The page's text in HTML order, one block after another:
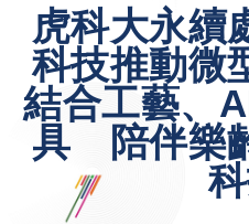
虎科大永續
科技推動微
結合工藝、
具 陪伴樂